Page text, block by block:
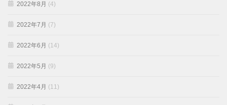
2022年8月 (4)
2022年7月 (7)
2022年6月 (14)
2022年5月 (9)
2022年4月 (11)